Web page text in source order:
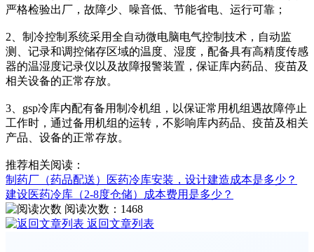
严格检验出厂，故障少、噪音低、节能省电、运行可靠；
2、制冷控制系统采用全自动微电脑电气控制技术，自动监
测、记录和调控储存区域的温度、湿度，配备具有高精度传感
器的温湿度记录仪以及故障报警装置，保证库内药品、疫苗及
相关设备的正常存放。
3、gsp冷库内配有备用制冷机组，以保证常用机组遇故障停止
工作时，通过备用机组的运转，不影响库内药品、疫苗及相关
产品、设备的正常存放。
推荐相关阅读：
制药厂（药品配送）医药冷库安装，设计建造成本是多少？
建设医药冷库（2-8度仓储）成本费用是多少？
阅读次数： 1468
返回文章列表